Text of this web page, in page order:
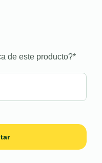
de este producto?*